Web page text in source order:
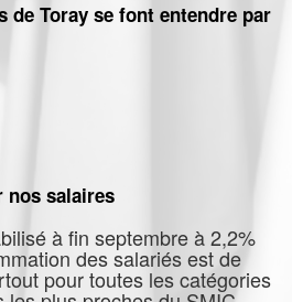
de Toray se font entendre par
nos salaires
à fin septembre à 2,2%
des salariés est de
pour toutes les catégories